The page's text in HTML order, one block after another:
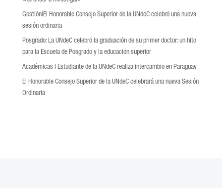
Gestión|El Honorable Consejo Superior de la UNdeC celebró una nueva
sesión ordinaria
Posgrado: La UNdeC celebró la graduación de su primer doctor: un hito
para la Escuela de Posgrado y la educación superior
Académicas l Estudiante de la UNdeC realiza intercambio en Paraguay
El Honorable Consejo Superior de la UNdeC celebrará una nueva Sesión
Ordinaria